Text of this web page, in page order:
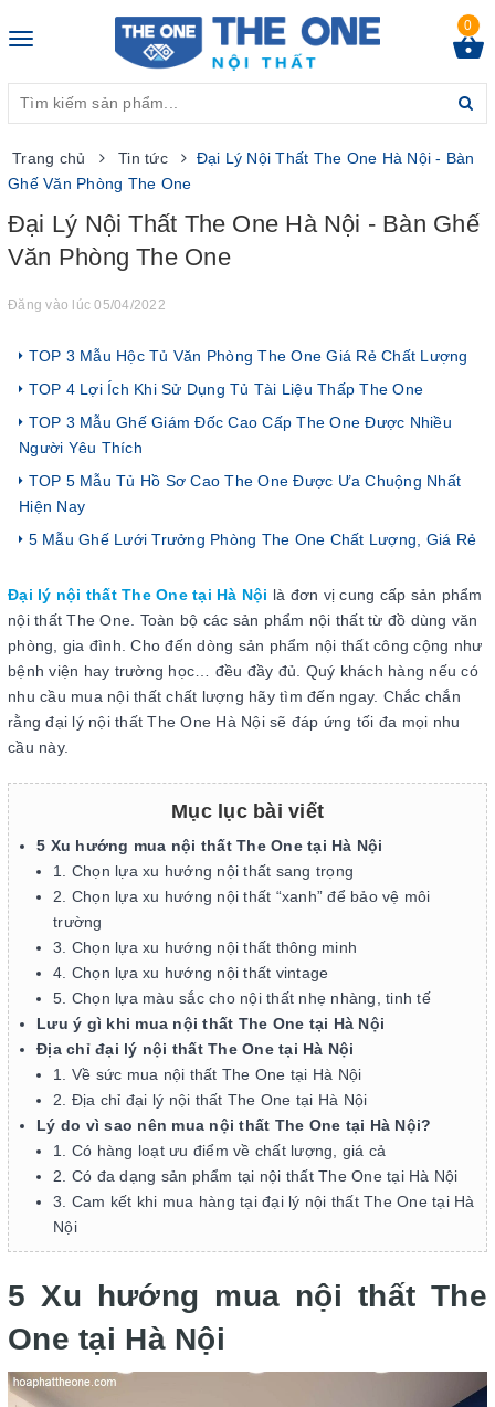
Toggle
0
Trang chủ Tin tức
Đại Lý Nội Thất The One Hà Nội - Bàn
Ghế Văn Phòng The One
Đại Lý Nội Thất The One Hà Nội - Bàn Ghế
Văn Phòng The One
Đăng vào lúc 05/04/2022
TOP 3 Mẫu Hộc Tủ Văn Phòng The One Giá Rẻ Chất Lượng
TOP 4 Lợi Ích Khi Sử Dụng Tủ Tài Liệu Thấp The One
TOP 3 Mẫu Ghế Giám Đốc Cao Cấp The One Được Nhiều
Người Yêu Thích
TOP 5 Mẫu Tủ Hồ Sơ Cao The One Được Ưa Chuộng Nhất
Hiện Nay
5 Mẫu Ghế Lưới Trưởng Phòng The One Chất Lượng, Giá Rẻ
Đại lý nội thất The One tại Hà Nội là đơn vị cung cấp sản phẩm
nội thất The One. Toàn bộ các sản phẩm nội thất từ đồ dùng văn
phòng, gia đình. Cho đến dòng sản phẩm nội thất công cộng như
bệnh viện hay trường học… đều đầy đủ. Quý khách hàng nếu có
nhu cầu mua nội thất chất lượng hãy tìm đến ngay. Chắc chắn
rằng đại lý nội thất The One Hà Nội sẽ đáp ứng tối đa mọi nhu
cầu này.
Mục lục bài viết
5 Xu hướng mua nội thất The One tại Hà Nội
1. Chọn lựa xu hướng nội thất sang trọng
2. Chọn lựa xu hướng nội thất “xanh” để bảo vệ môi
trường
3. Chọn lựa xu hướng nội thất thông minh
4. Chọn lựa xu hướng nội thất vintage
5. Chọn lựa màu sắc cho nội thất nhẹ nhàng, tinh tế
Lưu ý gì khi mua nội thất The One tại Hà Nội
Địa chỉ đại lý nội thất The One tại Hà Nội
1. Về sức mua nội thất The One tại Hà Nội
2. Địa chỉ đại lý nội thất The One tại Hà Nội
Lý do vì sao nên mua nội thất The One tại Hà Nội?
1. Có hàng loạt ưu điểm về chất lượng, giá cả
2. Có đa dạng sản phẩm tại nội thất The One tại Hà Nội
3. Cam kết khi mua hàng tại đại lý nội thất The One tại Hà
Nội
5 Xu hướng mua nội thất The
One tại Hà Nội